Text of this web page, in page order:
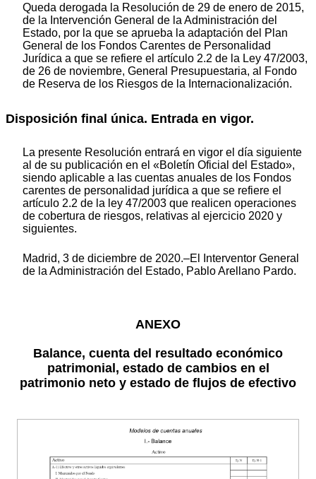
Queda derogada la Resolución de 29 de enero de 2015,
de la Intervención General de la Administración del
Estado, por la que se aprueba la adaptación del Plan
General de los Fondos Carentes de Personalidad
Jurídica a que se refiere el artículo 2.2 de la Ley 47/2003,
de 26 de noviembre, General Presupuestaria, al Fondo
de Reserva de los Riesgos de la Internacionalización.
Disposición final única. Entrada en vigor.
La presente Resolución entrará en vigor el día siguiente
al de su publicación en el «Boletín Oficial del Estado»,
siendo aplicable a las cuentas anuales de los Fondos
carentes de personalidad jurídica a que se refiere el
artículo 2.2 de la ley 47/2003 que realicen operaciones
de cobertura de riesgos, relativas al ejercicio 2020 y
siguientes.
Madrid, 3 de diciembre de 2020.–El Interventor General
de la Administración del Estado, Pablo Arellano Pardo.
ANEXO
Balance, cuenta del resultado económico
patrimonial, estado de cambios en el
patrimonio neto y estado de flujos de efectivo